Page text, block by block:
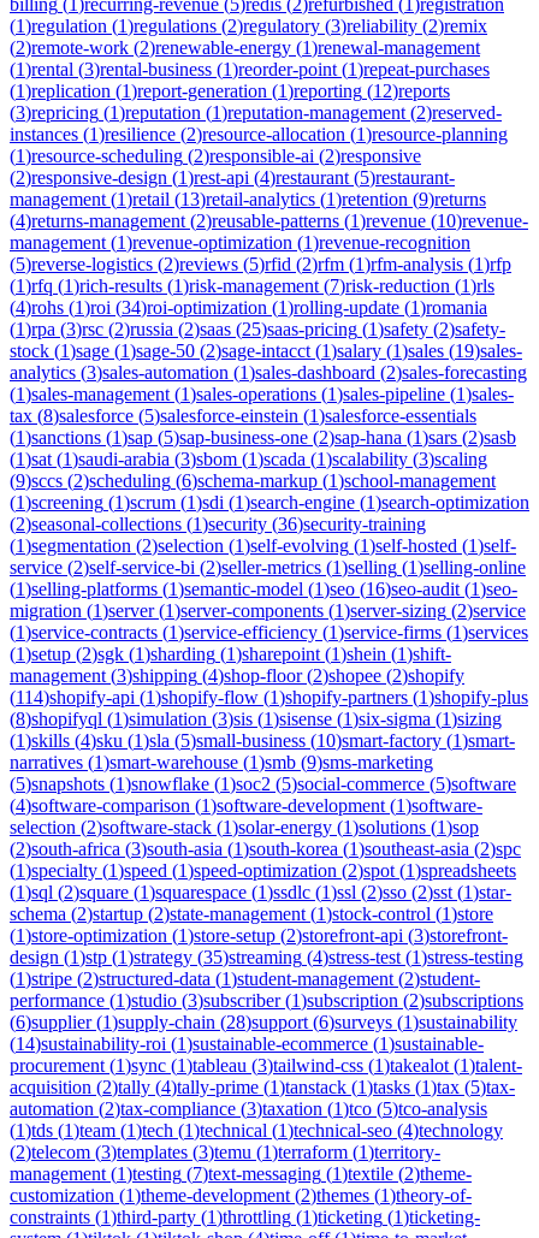
(1)regulation (1)regulations (2)regulatory (3)reliability (2)remix
(2)remote-work (2)renewable-energy (1)renewal-management
(1)rental (3)rental-business (1)reorder-point (1)repeat-purchases
(1)replication (1)report-generation (1)reporting (12)reports
(3)repricing (1)reputation (1)reputation-management (2)reserved-
instances (1)resilience (2)resource-allocation (1)resource-planning
(1)resource-scheduling (2)responsible-ai (2)responsive
(2)responsive-design (1)rest-api (4)restaurant (5)restaurant-
management (1)retail (13)retail-analytics (1)retention (9)returns
(4)returns-management (2)reusable-patterns (1)revenue (10)revenue-
management (1)revenue-optimization (1)revenue-recognition
(5)reverse-logistics (2)reviews (5)rfid (2)rfm (1)rfm-analysis (1)rfp
(1)rfq (1)rich-results (1)risk-management (7)risk-reduction (1)rls
(4)rohs (1)roi (34)roi-optimization (1)rolling-update (1)romania
(1)rpa (3)rsc (2)russia (2)saas (25)saas-pricing (1)safety (2)safety-
stock (1)sage (1)sage-50 (2)sage-intacct (1)salary (1)sales (19)sales-
analytics (3)sales-automation (1)sales-dashboard (2)sales-forecasting
(1)sales-management (1)sales-operations (1)sales-pipeline (1)sales-
tax (8)salesforce (5)salesforce-einstein (1)salesforce-essentials
(1)sanctions (1)sap (5)sap-business-one (2)sap-hana (1)sars (2)sasb
(1)sat (1)saudi-arabia (3)sbom (1)scada (1)scalability (3)scaling
(9)sccs (2)scheduling (6)schema-markup (1)school-management
(1)screening (1)scrum (1)sdi (1)search-engine (1)search-optimization
(2)seasonal-collections (1)security (36)security-training
(1)segmentation (2)selection (1)self-evolving (1)self-hosted (1)self-
service (2)self-service-bi (2)seller-metrics (1)selling (1)selling-online
(1)selling-platforms (1)semantic-model (1)seo (16)seo-audit (1)seo-
migration (1)server(1)server-components (1)server-sizing (2)service
(1)service-contracts (1)service-efficiency (1)service-firms (1)services
(1)setup (2)sgk (1)sharding (1)sharepoint (1)shein (1)shift-
management (3)shipping (4)shop-floor(2)shopee (2)shopify
(114)shopify-api (1)shopify-flow (1)shopify-partners (1)shopify-plus
(8)shopifyql (1)simulation (3)sis (1)sisense (1)six-sigma (1)sizing
(1)skills (4)sku (1)sla (5)small-business (10)smart-factory (1)smart-
narratives (1)smart-warehouse (1)smb (9)sms-marketing
(5)snapshots (1)snowflake (1)soc2 (5)social-commerce (5)software
(4)software-comparison (1)software-development (1)software-
selection (2)software-stack (1)solar-energy (1)solutions (1)sop
(2)south-africa (3)south-asia (1)south-korea (1)southeast-asia (2)spc
(1)specialty (1)speed (1)speed-optimization (2)spot (1)spreadsheets
(1)sql (2)square (1)squarespace (1)ssdlc (1)ssl (2)sso (2)sst (1)star-
schema (2)startup (2)state-management (1)stock-control (1)store
(1)store-optimization (1)store-setup (2)storefront-api (3)storefront-
design (1)stp (1)strategy (35)streaming (4)stress-test (1)stress-testing
(1)stripe (2)structured-data (1)student-management (2)student-
performance (1)studio (3)subscriber(1)subscription (2)subscriptions
(6)supplier(1)supply-chain (28)support (6)surveys (1)sustainability
(14)sustainability-roi (1)sustainable-ecommerce (1)sustainable-
procurement (1)sync (1)tableau (3)tailwind-css (1)takealot (1)talent-
acquisition (2)tally (4)tally-prime (1)tanstack (1)tasks (1)tax (5)tax-
automation (2)tax-compliance (3)taxation (1)tco (5)tco-analysis
(1)tds (1)team (1)tech (1)technical (1)technical-seo (4)technology
(2)telecom (3)templates (3)temu (1)terraform (1)territory-
management (1)testing (7)text-messaging (1)textile (2)theme-
customization (1)theme-development (2)themes (1)theory-of-
constraints (1)third-party (1)throttling (1)ticketing (1)ticketing-